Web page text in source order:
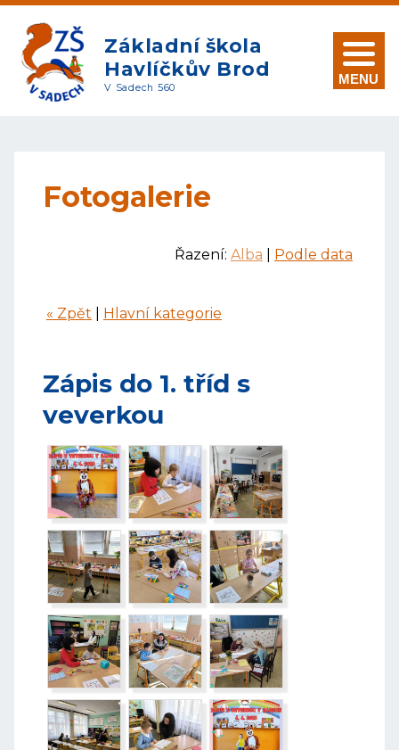
Základní škola
Havlíčkův Brod
V Sadech 560
MENU
Fotogalerie
Řazení: Alba Podle data
« Zpět Hlavní kategorie
Zápis do 1. tříd s
veverkou